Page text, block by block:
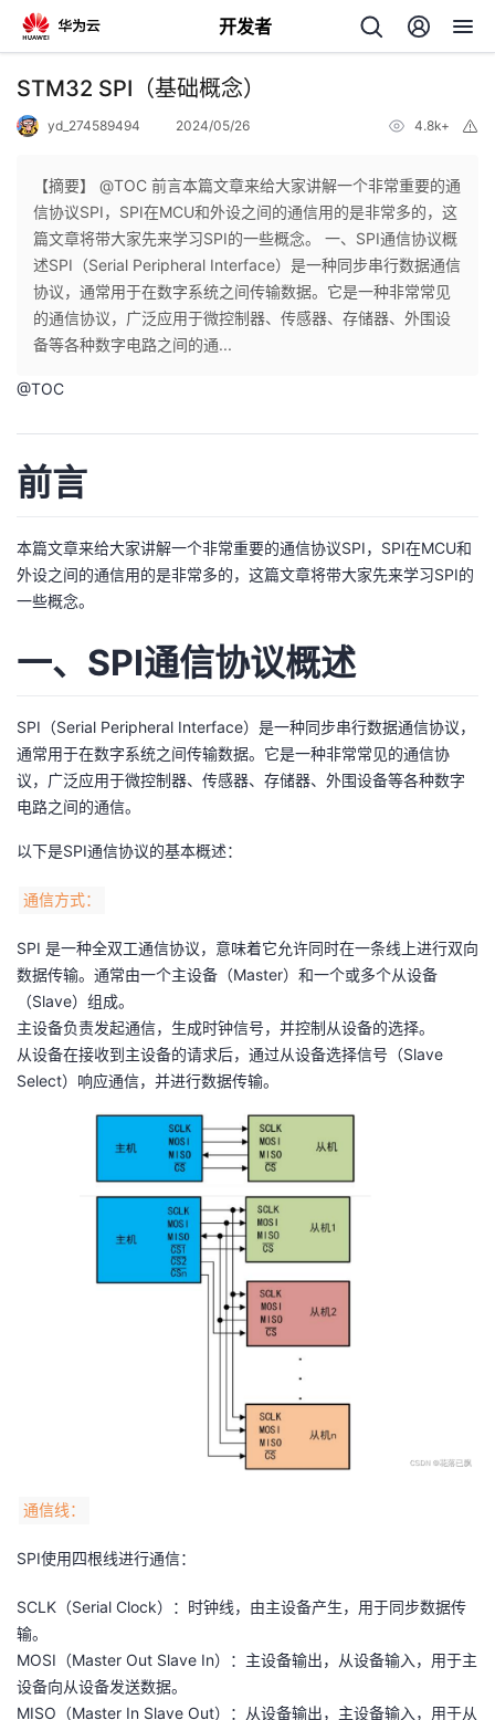
开发者
返
个
人
我
发
我
客
论
坛
的
圈
子
我
的
直
播
我
的
活
动
我
的
关
注
我
的
开
发
证
实
验
的
收
藏
我
的
Programs
我
的
议
STM32 SPI（基础概念）
yd_274589494 2024/05/26 4.8k+
【摘要】 @TOC 前言本篇文章来给大家讲解一个非常重要的通
信协议SPI，SPI在MCU和外设之间的通信用的是非常多的，这
篇文章将带大家先来学习SPI的一些概念。 一、SPI通信协议概
述SPI（Serial Peripheral Interface）是一种同步串行数据通信
协议，通常用于在数字系统之间传输数据。它是一种非常常见
的通信协议，广泛应用于微控制器、传感器、存储器、外围设
备等各种数字电路之间的通...
@TOC
前言
本篇文章来给大家讲解一个非常重要的通信协议SPI，SPI在MCU和
外设之间的通信用的是非常多的，这篇文章将带大家先来学习SPI的
一些概念。
一、SPI通信协议概述
SPI（Serial Peripheral Interface）是一种同步串行数据通信协议，
通常用于在数字系统之间传输数据。它是一种非常常见的通信协
议，广泛应用于微控制器、传感器、存储器、外围设备等各种数字
电路之间的通信。
以下是SPI通信协议的基本概述：
通信方式：
SPI 是一种全双工通信协议，意味着它允许同时在一条线上进行双向
数据传输。通常由一个主设备（Master）和一个或多个从设备
（Slave）组成。
主设备负责发起通信，生成时钟信号，并控制从设备的选择。
从设备在接收到主设备的请求后，通过从设备选择信号（Slave
Select）响应通信，并进行数据传输。
通信线：
SPI使用四根线进行通信：
SCLK（Serial Clock）：时钟线，由主设备产生，用于同步数据传
输。
MOSI（Master Out Slave In）：主设备输出，从设备输入，用于主
设备向从设备发送数据。
MISO（Master In Slave Out）：从设备输出，主设备输入，用于从